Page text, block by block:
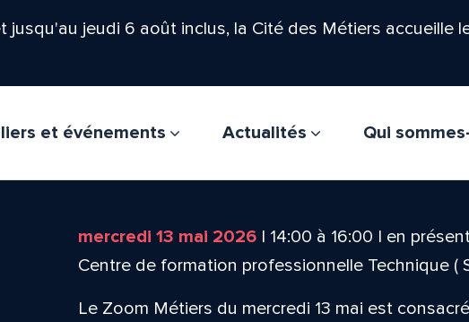
jeudi 6 août inclus, la Cité des Métiers accueille
et événements Actualités
Qui
mercredi 13 mai 2026| 14:00 à 16:00 | en
Centre de formation professionnelle Technique (
Le Zoom Métiers du mercredi 13 mai est